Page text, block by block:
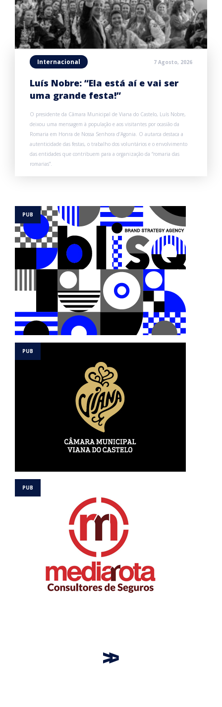
Internacional 7 Agosto, 2026
Luís Nobre: “Ela está aí e vai ser
uma grande festa!”
O presidente da Câmara Municipal de Viana do Castelo, Luís Nobre,
deixou uma mensagem à população e aos visitantes por ocasião da
Romaria em Honra de Nossa Senhora d’Agonia. O autarca destaca a
autenticidade das festas, o trabalho dos voluntários e o envolvimento
das entidades que contribuem para a organização da “romaria das
romarias”.